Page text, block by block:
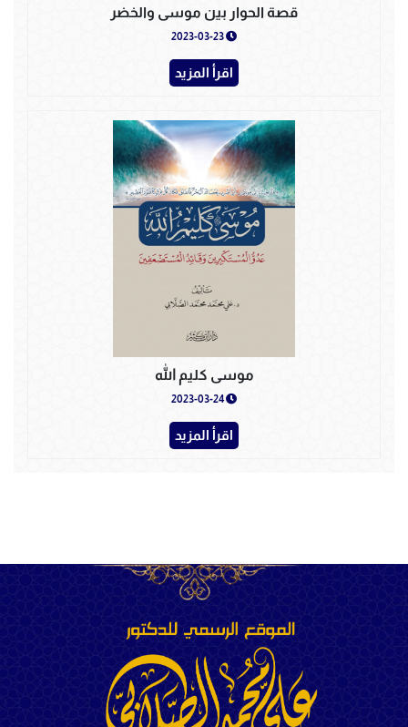
قصة الحوار بين موسى والخضر
اقرأ المزيد
موسى كليم الله
2023-03-24
اقرأ المزيد